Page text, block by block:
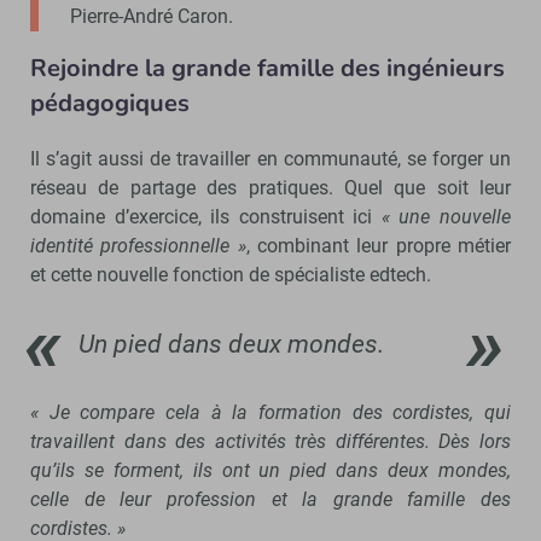
Pierre-André Caron.
Rejoindre la grande famille des ingénieurs
pédagogiques
Il s’agit aussi de travailler en communauté, se forger un
réseau de partage des pratiques. Quel que soit leur
domaine d’exercice, ils construisent ici « une nouvelle
identité professionnelle », combinant leur propre métier
et cette nouvelle fonction de spécialiste edtech.
Un pied dans deux mondes.
« Je compare cela à la formation des cordistes, qui
travaillent dans des activités très différentes. Dès lors
qu’ils se forment, ils ont un pied dans deux mondes,
celle de leur profession et la grande famille des
cordistes. »